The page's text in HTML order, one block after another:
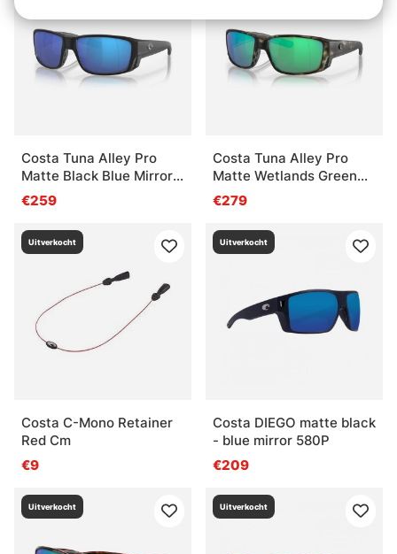
Costa Tuna Alley Pro
Matte Black Blue Mirror
580G
€259
Costa Tuna Alley Pro
Matte Wetlands Green
Mirror 580G
€279
Uitverkocht
Costa C-Mono Retainer
Red Cm
€9
Uitverkocht
Costa DIEGO matte black
- blue mirror 580P
€209
Uitverkocht Uitverkocht